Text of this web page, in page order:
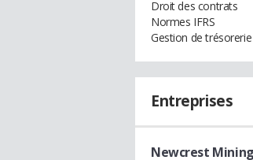
Droit des contrats
Normes IFRS
Gestion de trésorerie
Entreprises
Newcrest Mining